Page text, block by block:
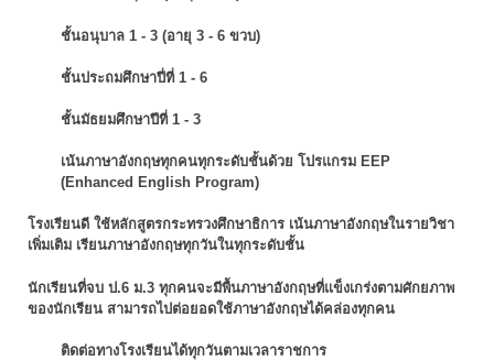
ชั้นอนุบาล 1 - 3 (อายุ 3 - 6 ขวบ)
ชั้นประถมศึกษาปี่ที่ 1 - 6
ชั้นมัธยมศึกษาปีที่ 1 - 3
เน้นภาษาอังกฤษทุกคนทุกระดับชั้นด้วย โปรแกรม EEP
(Enhanced English Program)
โรงเรียนดี ใช้หลักสูตรกระทรวงศึกษาธิการ เน้นภาษาอังกฤษในรายวิชา
เพิ่มเติม เรียนภาษาอังกฤษทุกวันในทุกระดับชั้น
นักเรียนที่จบ ป.6 ม.3 ทุกคนจะมีพื้นภาษาอังกฤษที่แข็งเกร่งตามศักยภาพ
ของนักเรียน สามารถไปต่อยอดใช้ภาษาอังกฤษได้คล่องทุกคน
ติดต่อทางโรงเรียนได้ทุกวันตามเวลาราชการ